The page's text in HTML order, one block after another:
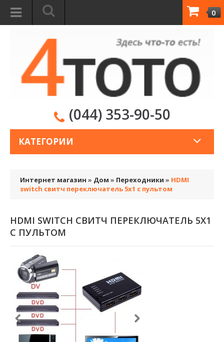
0
(044) 353-90-50
КАТЕГОРИИ
Интернет магазин » Дом » Переходники » HDMI
switch свитч переключатель 5х1 с пультом
HDMI SWITCH СВИТЧ ПЕРЕКЛЮЧАТЕЛЬ 5Х1
С ПУЛЬТОМ